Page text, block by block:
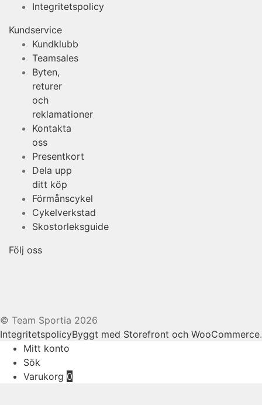
Integritetspolicy
Kundservice
Kundklubb
Teamsales
Byten,
returer
och
reklamationer
Kontakta
oss
Presentkort
Dela upp
ditt köp
Förmånscykel
Cykelverkstad
Skostorleksguide
Följ oss
© Team Sportia 2026
IntegritetspolicyByggt med Storefront och WooCommerce.
Mitt konto
Sök
Varukorg 0